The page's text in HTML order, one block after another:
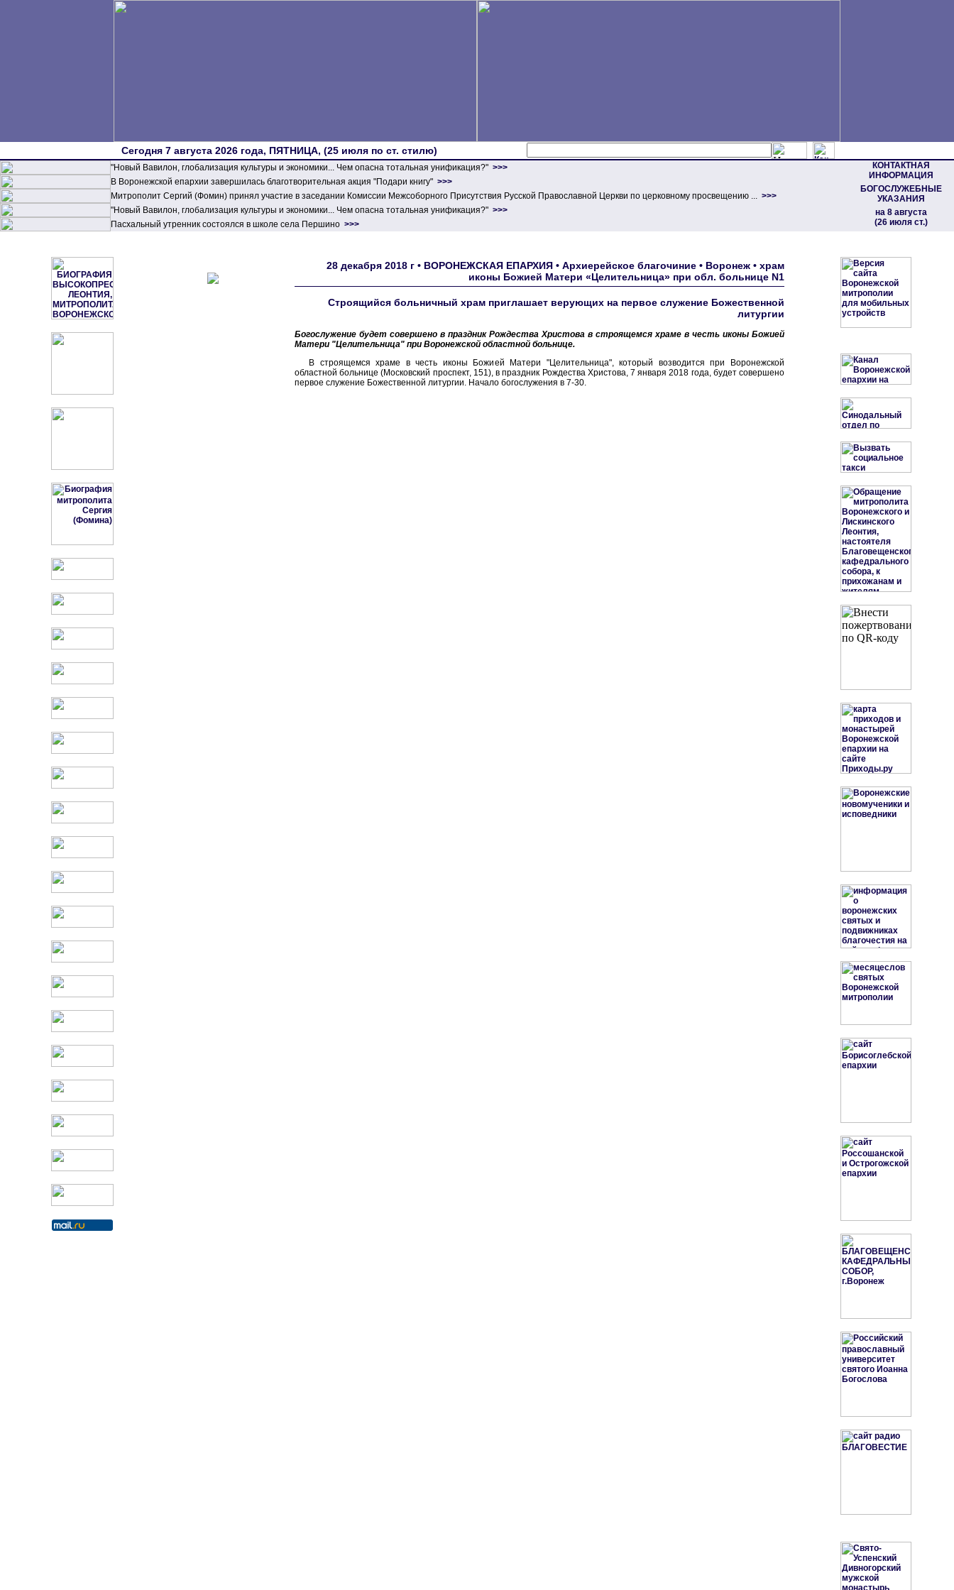
Сегодня 7 августа 2026 года, ПЯТНИЦА, (25 июля по ст. стилю)
"Новый Вавилон, глобализация культуры и экономики... Чем опасна тотальная унификация?" >>>
КОНТАКТНАЯ
ИНФОРМАЦИЯ
БОГОСЛУЖЕБНЫЕ
УКАЗАНИЯ
на 8 августа
(26 июля ст.)
В Воронежской епархии завершилась благотворительная акция "Подари книгу" >>>
Митрополит Сергий (Фомин) принял участие в заседании Комиссии Межсоборного Присутствия Русской Православной Церкви по церковному просвещению ... >>>
"Новый Вавилон, глобализация культуры и экономики... Чем опасна тотальная унификация?" >>>
Пасхальный утренник состоялся в школе села Першино >>>
28 декабря 2018 г • ВОРОНЕЖСКАЯ ЕПАРХИЯ • Архиерейское благочиние • Воронеж • храм
иконы Божией Матери «Целительница» при обл. больнице N1
Строящийся больничный храм приглашает верующих на первое служение Божественной
литургии
Богослужение будет совершено в праздник Рождества Христова в строящемся храме в честь иконы Божией
Матери "Целительница" при Воронежской областной больнице.
В строящемся храме в честь иконы Божией Матери "Целительница", который возводится при Воронежской
областной больнице (Московский проспект, 151), в праздник Рождества Христова, 7 января 2018 года, будет совершено
первое служение Божественной литургии. Начало богослужения в 7-30.